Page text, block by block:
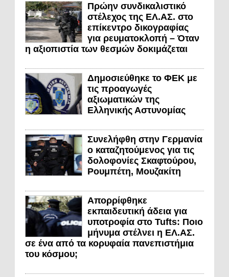
Πρώην συνδικαλιστικό
στέλεχος της ΕΛ.ΑΣ. στο
επίκεντρο δικογραφίας
για ρευματοκλοπή – Όταν
η αξιοπιστία των θεσμών δοκιμάζεται
Δημοσιεύθηκε το ΦΕΚ με
τις προαγωγές
αξιωματικών της
Ελληνικής Αστυνομίας
Συνελήφθη στην Γερμανία
ο καταζητούμενος για τις
δολοφονίες Σκαφτούρου,
Ρουμπέτη, Μουζακίτη
Απορρίφθηκε
εκπαιδευτική άδεια για
υποτροφία στο Tufts: Ποιο
μήνυμα στέλνει η ΕΛ.ΑΣ.
σε ένα από τα κορυφαία πανεπιστήμια
του κόσμου;